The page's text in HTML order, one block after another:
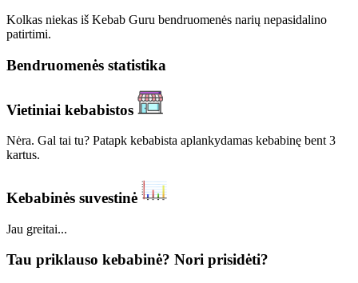
Kolkas niekas iš Kebab Guru bendruomenės narių nepasidalino
patirtimi.
Bendruomenės statistika
Vietiniai kebabistos
Nėra. Gal tai tu? Patapk kebabista aplankydamas kebabinę bent 3
kartus.
Kebabinės suvestinė
Jau greitai...
Tau priklauso kebabinė? Nori prisidėti?